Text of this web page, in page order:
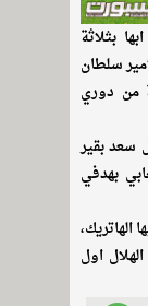
بثلاثة
سلطان
من دوري
سعد بقير
بهدفي
الهاتريك،
اول